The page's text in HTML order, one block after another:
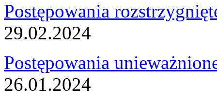
Postępowania
29.02.2024
Postępowania
26.01.2024